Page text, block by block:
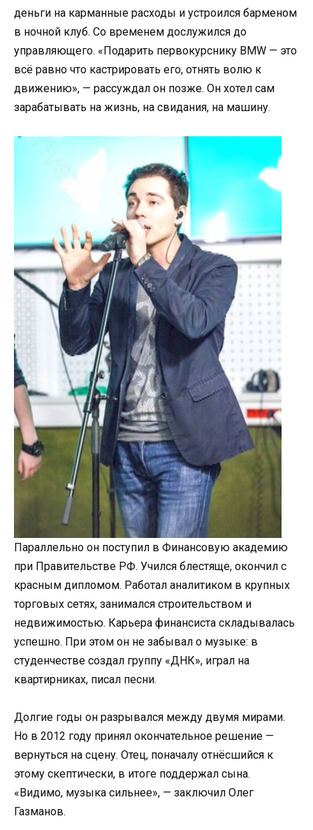
деньги на карманные расходы и устроился барменом
в ночной клуб. Со временем дослужился до
управляющего. «Подарить первокурснику BMW — это
всё равно что кастрировать его, отнять волю к
движению», — рассуждал он позже. Он хотел сам
зарабатывать на жизнь, на свидания, на машину.
Параллельно он поступил в Финансовую академию
при Правительстве РФ. Учился блестяще, окончил с
красным дипломом. Работал аналитиком в крупных
торговых сетях, занимался строительством и
недвижимостью. Карьера финансиста складывалась
успешно. При этом он не забывал о музыке: в
студенчестве создал группу «ДНК», играл на
квартирниках, писал песни.
Долгие годы он разрывался между двумя мирами.
Но в 2012 году принял окончательное решение —
вернуться на сцену. Отец, поначалу отнёсшийся к
этому скептически, в итоге поддержал сына.
«Видимо, музыка сильнее», — заключил Олег
Газманов.